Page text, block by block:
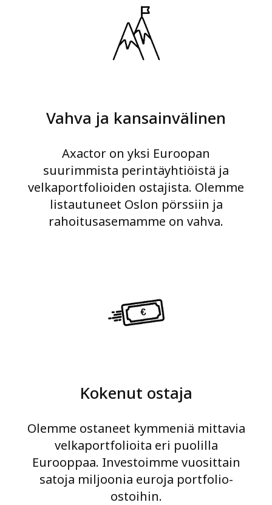
Vahva ja kansainvälinen
Axactor on yksi Euroopan
suurimmista perintäyhtiöistä ja
velkaportfolioiden ostajista. Olemme
listautuneet Oslon pörssiin ja
rahoitusasemamme on vahva.
Kokenut ostaja
Olemme ostaneet kymmeniä mittavia
velkaportfolioita eri puolilla
Eurooppaa. Investoimme vuosittain
satoja miljoonia euroja portfolio-
ostoihin.